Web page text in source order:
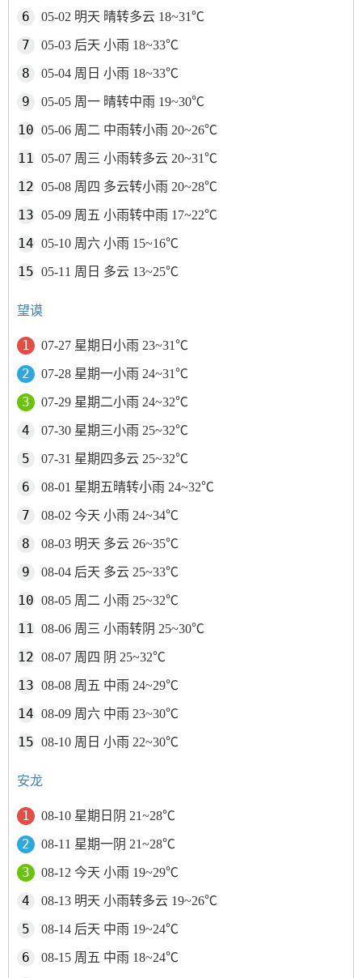
05-02 明天 晴转多云 18~31℃
05-03 后天 小雨 18~33℃
05-04 周日 小雨 18~33℃
05-05 周一 晴转中雨 19~30℃
05-06 周二 中雨转小雨 20~26℃
05-07 周三 小雨转多云 20~31℃
05-08 周四 多云转小雨 20~28℃
05-09 周五 小雨转中雨 17~22℃
05-10 周六 小雨 15~16℃
05-11 周日 多云 13~25℃
望谟
07-27 星期日小雨 23~31℃
07-28 星期一小雨 24~31℃
07-29 星期二小雨 24~32℃
07-30 星期三小雨 25~32℃
07-31 星期四多云 25~32℃
08-01 星期五晴转小雨 24~32℃
08-02 今天 小雨 24~34℃
08-03 明天 多云 26~35℃
08-04 后天 多云 25~33℃
08-05 周二 小雨 25~32℃
08-06 周三 小雨转阴 25~30℃
08-07 周四 阴 25~32℃
08-08 周五 中雨 24~29℃
08-09 周六 中雨 23~30℃
08-10 周日 小雨 22~30℃
安龙
08-10 星期日阴 21~28℃
08-11 星期一阴 21~28℃
08-12 今天 小雨 19~29℃
08-13 明天 小雨转多云 19~26℃
08-14 后天 中雨 19~24℃
08-15 周五 中雨 18~24℃